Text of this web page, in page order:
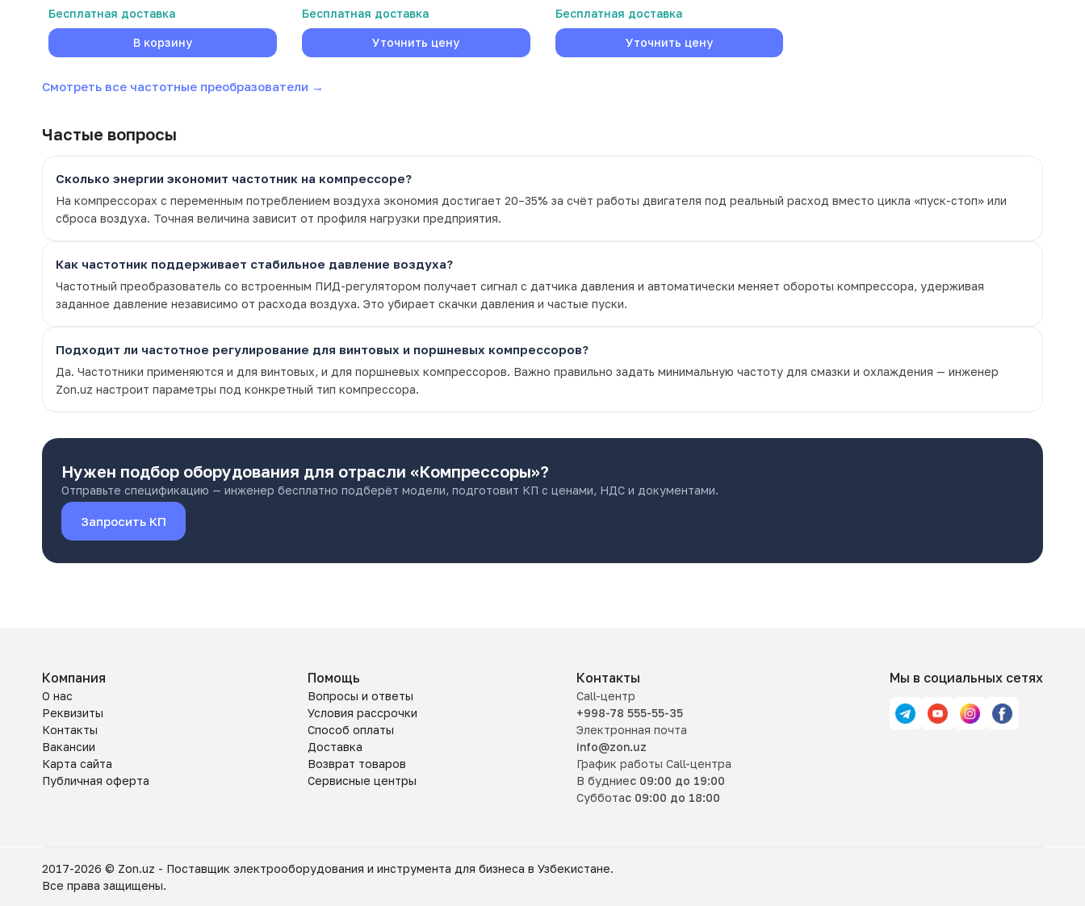
Бесплатная доставка
В корзину
Бесплатная доставка
Уточнить цену
Бесплатная доставка
Уточнить цену
Смотреть все частотные преобразователи →
Частые вопросы
Сколько энергии экономит частотник на компрессоре?
На компрессорах с переменным потреблением воздуха экономия достигает 20–35% за счёт работы двигателя под реальный расход вместо цикла «пуск-стоп» или
сброса воздуха. Точная величина зависит от профиля нагрузки предприятия.
Как частотник поддерживает стабильное давление воздуха?
Частотный преобразователь со встроенным ПИД-регулятором получает сигнал с датчика давления и автоматически меняет обороты компрессора, удерживая
заданное давление независимо от расхода воздуха. Это убирает скачки давления и частые пуски.
Подходит ли частотное регулирование для винтовых и поршневых компрессоров?
Да. Частотники применяются и для винтовых, и для поршневых компрессоров. Важно правильно задать минимальную частоту для смазки и охлаждения — инженер
Zon.uz настроит параметры под конкретный тип компрессора.
Нужен подбор оборудования для отрасли «Компрессоры»?
Отправьте спецификацию — инженер бесплатно подберёт модели, подготовит КП с ценами, НДС и документами.
Запросить КП
Компания
О нас
Реквизиты
Контакты
Вакансии
Карта сайта
Публичная оферта
Помощь
Вопросы и ответы
Условия рассрочки
Способ оплаты
Доставка
Возврат товаров
Сервисные центры
Контакты
Call-центр
+998-78 555-55-35
Электронная почта
info@zon.uz
График работы Call-центра
В будниес 09:00 до 19:00
Субботас 09:00 до 18:00
Мы в социальных сетях
2017-2026 © Zon.uz - Поставщик электрооборудования и инструмента для бизнеса в Узбекистане.
Все права защищены.